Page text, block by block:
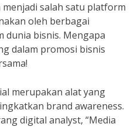
salah satu platform
oleh berbagai
dunia bisnis. Mengapa
dalam promosi bisnis
merupakan alat yang
brand awareness.
digital analyst, “Media